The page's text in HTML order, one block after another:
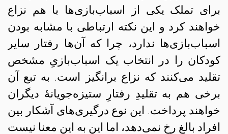
برای تملک یکی از اسباب‌بازی‌ها با هم نزاع
خواهند کرد و این نکته ارتباطی با مشابه بودن
اسباب‌بازی‌ها ندارد، چرا که آن‌ها رفتار سایر
کودکان را در انتخاب یک اسباب‌بازیِ مشخص
تقلید می‌کنند که نزاع‌ برانگیز است. به تبع آن
برخی هم به تقلیدِ رفتارِ ستیزه‌جویانهٔ دیگران
خواهند پرداخت. این نوع درگیری‌های آشکار بین
افراد بالغ رخ نمی‌دهد،‌ اما این به این معنا نیست